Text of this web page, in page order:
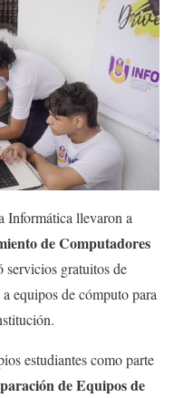
Informática llevaron a
de Computadores
servicios gratuitos de
equipos de cómputo para
estudiantes como parte
de Equipos de